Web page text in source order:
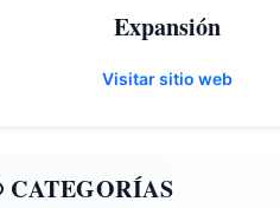
Expansión
Visitar sitio web
CATEGORÍAS